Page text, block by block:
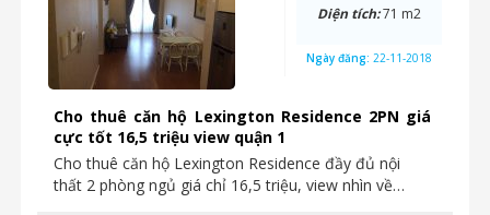
Cho thuê căn hộ Lexington Residence 2PN giá
cực tốt 16,5 triệu view quận 1
Cho thuê căn hộ Lexington Residence đầy đủ nội
thất 2 phòng ngủ giá chỉ 16,5 triệu, view nhìn về…
Diện tích:71 m2
Ngày đăng: 22-11-2018